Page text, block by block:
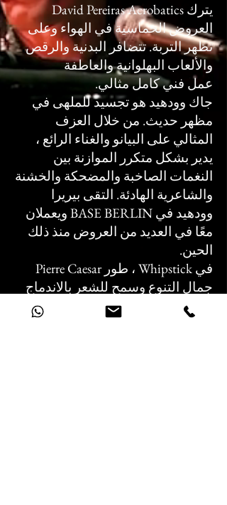
يترك David Pereiras Acrobatics
العروض الحماسية في الهواء وعلى
تظهر التربة. تتضافر البدنية والرقص
والألعاب البهلوانية والعاطفة
عمل فني كامل مثالي.
جاك وودهيد هو تجسيد للملهى في
مظهر حديث. من خلال العزف
المثالي على البيانو والغناء الرائع ،
يدير بشكل متكرر الموازنة بين
النغمات الصاخبة والمضحكة والخشنة
والشاعرية الهادئة. التقى بيريرا
وودهيد في BASE BERLIN ويعملان
معًا في العديد من العروض منذ ذلك
الحين.
في Whipstick ، طور Pierre Caesar
جمال التنوع وسمح للشعر بالاندماج
مع أصوات البيانو الحالمة. يتم دمج
الأجهزة الأسلوبية ، التي لا يمكن أن